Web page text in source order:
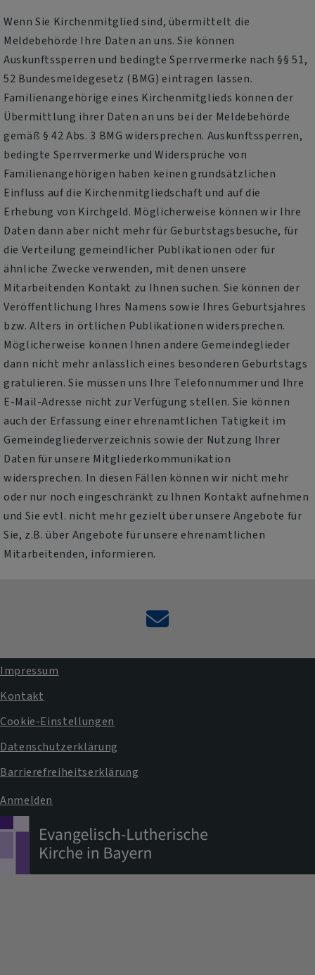
Wenn Sie Kirchenmitglied sind, übermittelt die
Meldebehörde Ihre Daten an uns. Sie können
Auskunftssperren und bedingte Sperrvermerke nach §§ 51,
52 Bundesmeldegesetz (BMG) eintragen lassen.
Familienangehörige eines Kirchenmitglieds können der
Übermittlung ihrer Daten an uns bei der Meldebehörde
gemäß § 42 Abs. 3 BMG widersprechen. Auskunftssperren,
bedingte Sperrvermerke und Widersprüche von
Familienangehörigen haben keinen grundsätzlichen
Einfluss auf die Kirchenmitgliedschaft und auf die
Erhebung von Kirchgeld. Möglicherweise können wir Ihre
Daten dann aber nicht mehr für Geburtstagsbesuche, für
die Verteilung gemeindlicher Publikationen oder für
ähnliche Zwecke verwenden, mit denen unsere
Mitarbeitenden Kontakt zu Ihnen suchen. Sie können der
Veröffentlichung Ihres Namens sowie Ihres Geburtsjahres
bzw. Alters in örtlichen Publikationen widersprechen.
Möglicherweise können Ihnen andere Gemeindeglieder
dann nicht mehr anlässlich eines besonderen Geburtstags
gratulieren. Sie müssen uns Ihre Telefonnummer und Ihre
E-Mail-Adresse nicht zur Verfügung stellen. Sie können
auch der Erfassung einer ehrenamtlichen Tätigkeit im
Gemeindegliederverzeichnis sowie der Nutzung Ihrer
Daten für unsere Mitgliederkommunikation
widersprechen. In diesen Fällen können wir nicht mehr
oder nur noch eingeschränkt zu Ihnen Kontakt aufnehmen
und Sie evtl. nicht mehr gezielt über unsere Angebote für
Sie, z.B. über Angebote für unsere ehrenamtlichen
Mitarbeitenden, informieren.
Kontaktformular
Fußbereichsmenü
Impressum
Kontakt
Cookie-Einstellungen
Datenschutzerklärung
Barrierefreiheitserklärung
Benutzermenü
Anmelden